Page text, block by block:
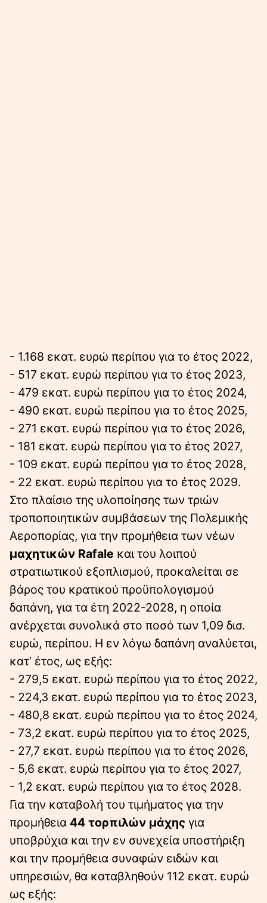
- 1.168 εκατ. ευρώ περίπου για το έτος 2022,
- 517 εκατ. ευρώ περίπου για το έτος 2023,
- 479 εκατ. ευρώ περίπου για το έτος 2024,
- 490 εκατ. ευρώ περίπου για το έτος 2025,
- 271 εκατ. ευρώ περίπου για το έτος 2026,
- 181 εκατ. ευρώ περίπου για το έτος 2027,
- 109 εκατ. ευρώ περίπου για το έτος 2028,
- 22 εκατ. ευρώ περίπου για το έτος 2029.
Στο πλαίσιο της υλοποίησης των τριών
τροποποιητικών συμβάσεων της Πολεμικής
Αεροπορίας, για την προμήθεια των νέων
μαχητικών Rafale και του λοιπού
στρατιωτικού εξοπλισμού, προκαλείται σε
βάρος του κρατικού προϋπολογισμού
δαπάνη, για τα έτη 2022-2028, η οποία
ανέρχεται συνολικά στο ποσό των 1,09 δισ.
ευρώ, περίπου. Η εν λόγω δαπάνη αναλύεται,
κατ’ έτος, ως εξής:
- 279,5 εκατ. ευρώ περίπου για το έτος 2022,
- 224,3 εκατ. ευρώ περίπου για το έτος 2023,
- 480,8 εκατ. ευρώ περίπου για το έτος 2024,
- 73,2 εκατ. ευρώ περίπου για το έτος 2025,
- 27,7 εκατ. ευρώ περίπου για το έτος 2026,
- 5,6 εκατ. ευρώ περίπου για το έτος 2027,
- 1,2 εκατ. ευρώ περίπου για το έτος 2028.
Για την καταβολή του τιμήματος για την
προμήθεια 44 τορπιλών μάχης για
υποβρύχια και την εν συνεχεία υποστήριξη
και την προμήθεια συναφών ειδών και
υπηρεσιών, θα καταβληθούν 112 εκατ. ευρώ
ως εξής: